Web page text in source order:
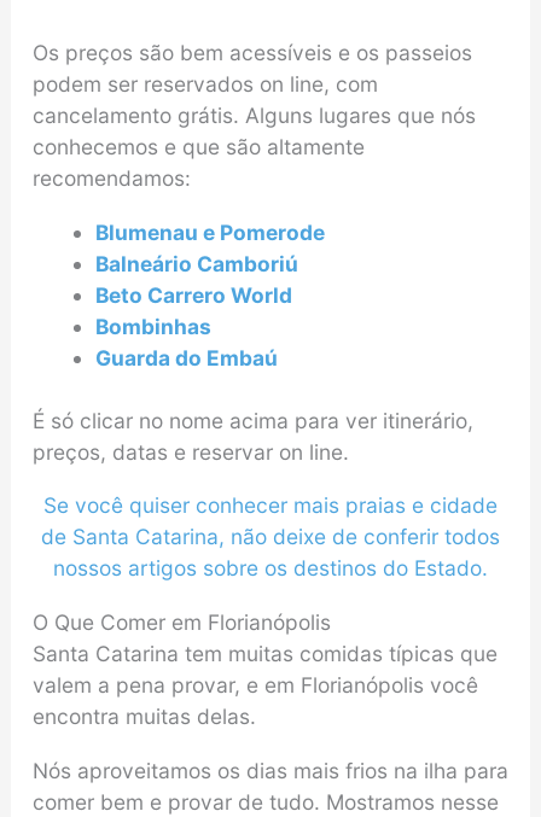
Os preços são bem acessíveis e os passeios
podem ser reservados on line, com
cancelamento grátis. Alguns lugares que nós
conhecemos e que são altamente
recomendamos:
Blumenau e Pomerode
Balneário Camboriú
Beto Carrero World
Bombinhas
Guarda do Embaú
É só clicar no nome acima para ver itinerário,
preços, datas e reservar on line.
Se você quiser conhecer mais praias e cidade
de Santa Catarina, não deixe de conferir todos
nossos artigos sobre os destinos do Estado.
O Que Comer em Florianópolis
Santa Catarina tem muitas comidas típicas que
valem a pena provar, e em Florianópolis você
encontra muitas delas.
Nós aproveitamos os dias mais frios na ilha para
comer bem e provar de tudo. Mostramos nesse